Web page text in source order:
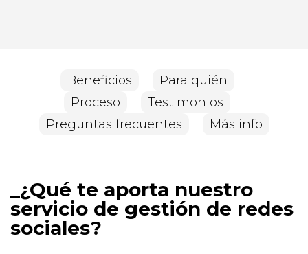
Beneficios
Para quién
Proceso
Testimonios
Preguntas frecuentes
Más info
¿Qué te aporta nuestro
servicio de gestión de redes
sociales?